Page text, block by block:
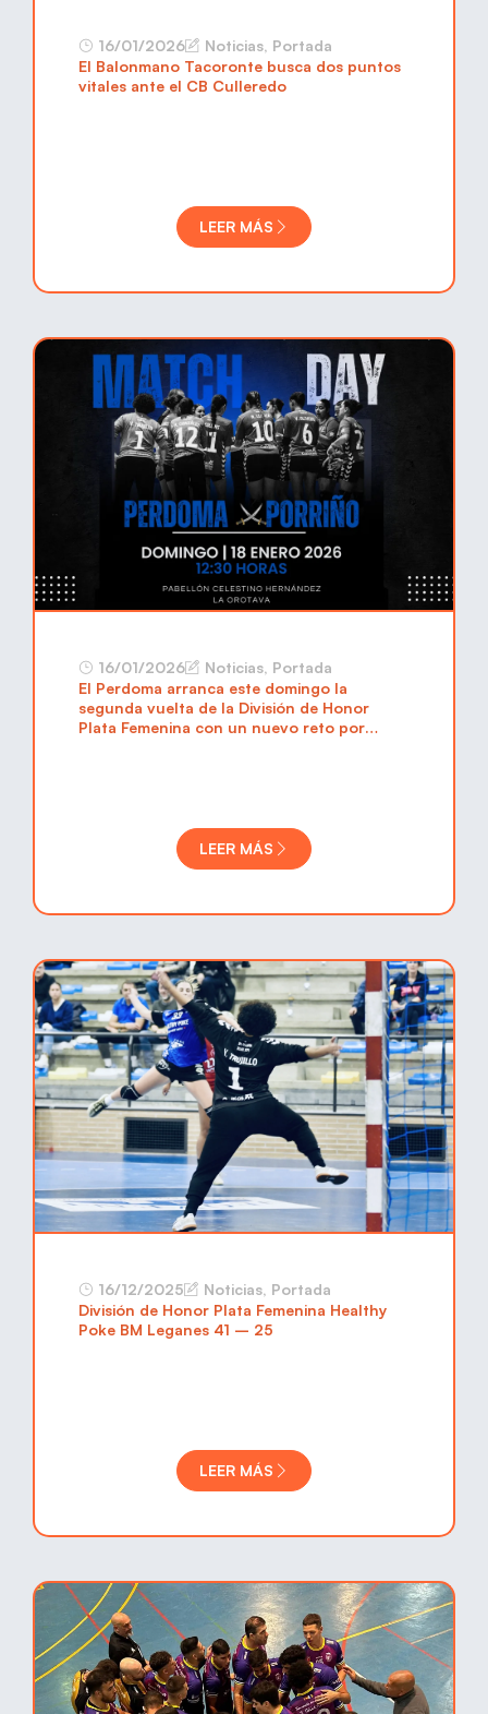
16/01/2026 Noticias, Portada
El Balonmano Tacoronte busca dos puntos
vitales ante el CB Culleredo
LEER MÁS
16/01/2026 Noticias, Portada
El Perdoma arranca este domingo la
segunda vuelta de la División de Honor
Plata Femenina con un nuevo reto por
LEER MÁS
16/12/2025 Noticias, Portada
División de Honor Plata Femenina Healthy
Poke BM Leganes 41 – 25
LEER MÁS